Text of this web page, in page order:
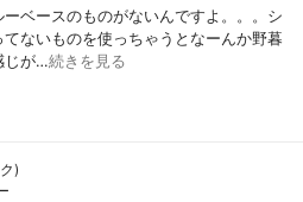
ベースのものがないんですよ。。。シ
ないものを使っちゃうとなーんか野暮
じが…続きを見る
)